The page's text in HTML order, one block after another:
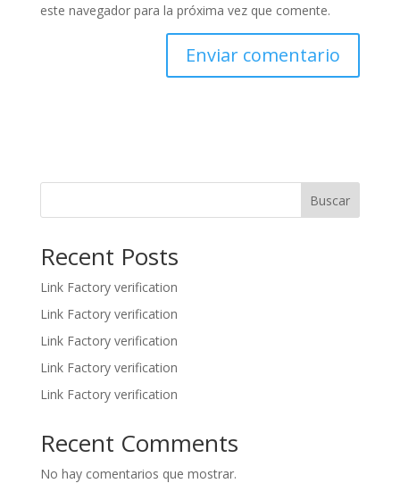
este navegador para la próxima vez que comente.
Buscar
Recent Posts
Link Factory verification
Link Factory verification
Link Factory verification
Link Factory verification
Link Factory verification
Recent Comments
No hay comentarios que mostrar.